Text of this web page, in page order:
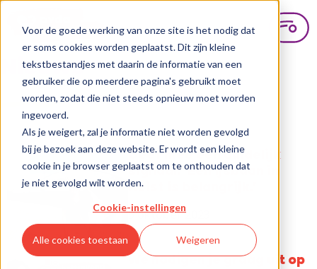
Voor de goede werking van onze site is het nodig dat
er soms cookies worden geplaatst. Dit zijn kleine
tekstbestandjes met daarin de informatie van een
gebruiker die op meerdere pagina's gebruikt moet
worden, zodat die niet steeds opnieuw moet worden
ingevoerd.
Als je weigert, zal je informatie niet worden gevolgd
bij je bezoek aan deze website. Er wordt een kleine
cookie in je browser geplaatst om te onthouden dat
je niet gevolgd wilt worden.
Cookie-instellingen
Alle cookies toestaan Weigeren
Nieuws
Geef mee een duidelijk
signaal: 'Een ijsbaan in
Heist is belangrijk.'
9 oktober 2023
We nodigen je graag uit op